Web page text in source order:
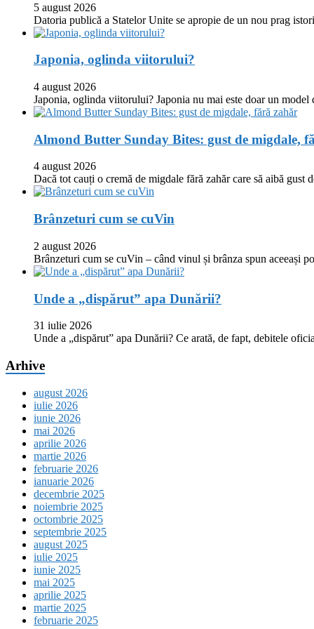
5 august 2026
Datoria publică a Statelor Unite se apropie de un nou prag
Japonia, oglinda viitorului?
4 august 2026
Japonia, oglinda viitorului? Japonia nu mai este doar un
Almond Butter Sunday Bites: gust de migdale,
4 august 2026
Dacă tot cauți o cremă de migdale fără zahăr care să aibă gust
Brânzeturi cum se cuVin
2 august 2026
Brânzeturi cum se cuVin – când vinul și brânza spun aceeași
Unde a „dispărut” apa Dunării?
31 iulie 2026
Unde a „dispărut” apa Dunării? Ce arată, de fapt, debitele
Arhive
august 2026
iulie 2026
iunie 2026
mai 2026
aprilie 2026
martie 2026
februarie 2026
ianuarie 2026
decembrie 2025
noiembrie 2025
octombrie 2025
septembrie 2025
august 2025
iulie 2025
iunie 2025
mai 2025
aprilie 2025
martie 2025
februarie 2025